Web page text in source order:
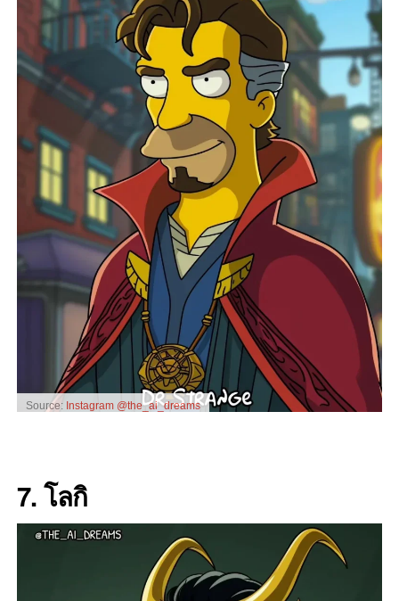
Source: Instagram @the_ai_dreams
7. โลกิ